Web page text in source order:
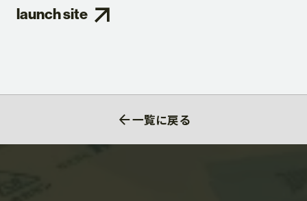
launch site
一覧に戻る